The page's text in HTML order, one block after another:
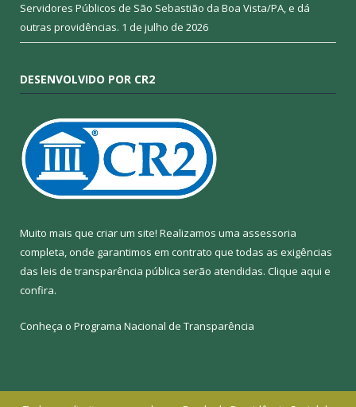
Servidores Públicos de São Sebastião da Boa Vista/PA, e dá
outras providências. 1 de julho de 2026
DESENVOLVIDO POR CR2
Muito mais que criar um site! Realizamos uma assessoria
completa, onde garantimos em contrato que todas as exigências
das leis de transparência pública serão atendidas. Clique aqui e
confira.
Conheça o Programa Nacional de Transparência